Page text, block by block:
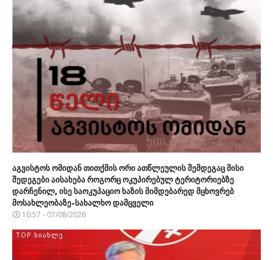
აგვისტოს ომიდან თითქმის ორი ათწლეულის შემდეგაც მისი
შედეგები აისახება როგორც ოკუპირებულ ტერიტორიებზე
დარჩენილ, ისე საოკუპაციო ხაზის მიმდებარედ მცხოვრებ
მოსახლეობაზე-სახალხო დამცველი
10:57 - 07/08/2026
TOP ᲡᲘᲐᲮᲚᲔ